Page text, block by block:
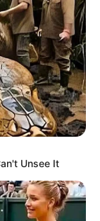
Unsee It